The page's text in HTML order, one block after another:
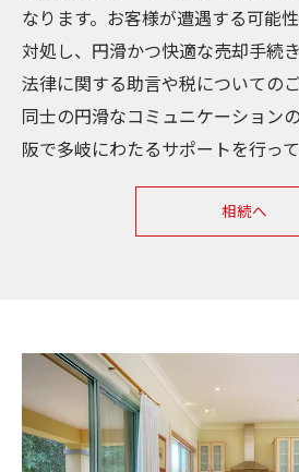
なります。お客様が遭遇する可能
対処し、円滑かつ快適な売却手続
法律に関する助言や税についての
同士の円滑なコミュニケーション
阪で多岐にわたるサポートを行って
相続へ